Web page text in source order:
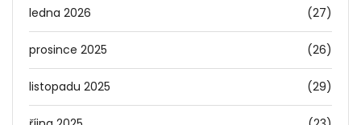
ledna 2026 (27)
prosince 2025 (26)
listopadu 2025 (29)